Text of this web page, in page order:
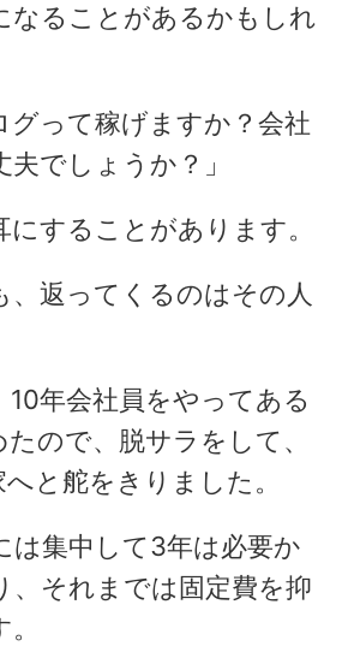
なることがあるかもしれ
グって稼げますか？会社
でしょうか？」
することがあります。
、返ってくるのはその人
年会社員をやってある
ので、脱サラをして、
と舵をきりました。
は集中して3年は必要か
、それまでは固定費を抑